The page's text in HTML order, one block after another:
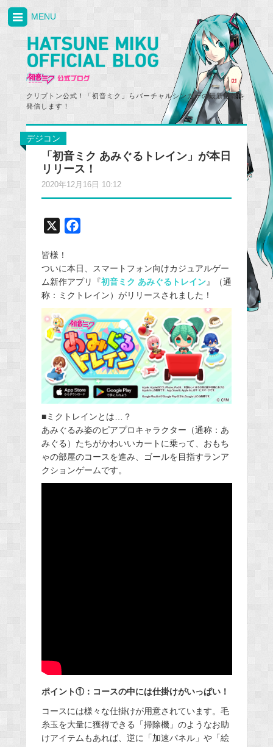
クリプトン公式！「初音ミク」らバーチャルシンガーの最新情報を
発信します！
MENU
デジコン
「初音ミク あみぐるトレイン」が本日
リリース！
2020年12月16日 10:12
e
o
k
皆様！
ついに本日、スマートフォン向けカジュアルゲー
ム新作アプリ『初音ミク あみぐるトレイン』（通
称：ミクトレイン）がリリースされました！
■ミクトレインとは…？
あみぐるみ姿のピアプロキャラクター（通称：あ
みぐる）たちがかわいいカートに乗って、おもち
ゃの部屋のコースを進み、ゴールを目指すランア
クションゲームです。
ポイント①：コースの中には仕掛けがいっぱい！
コースには様々な仕掛けが用意されています。毛
糸玉を大量に獲得できる「掃除機」のようなお助
けアイテムもあれば、逆に「加速パネル」や「絵